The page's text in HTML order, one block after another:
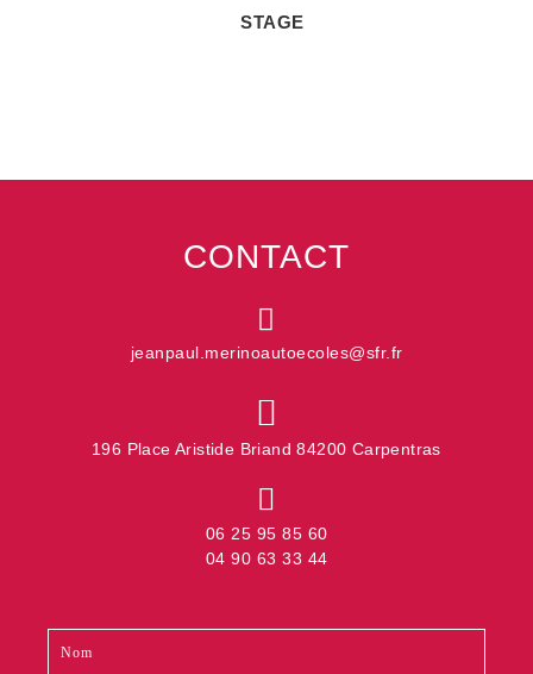
STAGE
CONTACT
jeanpaul.merinoautoecoles@sfr.fr
196 Place Aristide Briand 84200 Carpentras
06 25 95 85 60
04 90 63 33 44
footer
vous